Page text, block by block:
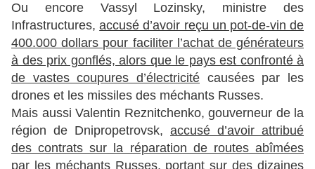
Ou encore Vassyl Lozinsky, ministre des
Infrastructures,accusé d’avoir reçu un pot-de-vin de
400.000 dollars pour faciliter l’achat de générateurs
à des prix gonflés, alors que le pays est confronté à
de vastes coupures d’électricité causées par les
drones et les missiles des méchants Russes.
Mais aussi Valentin Reznitchenko, gouverneur de la
région de Dnipropetrovsk, accusé d’avoir attribué
des contrats sur la réparation de routes abîmées
par les méchants Russes, portant sur des dizaines